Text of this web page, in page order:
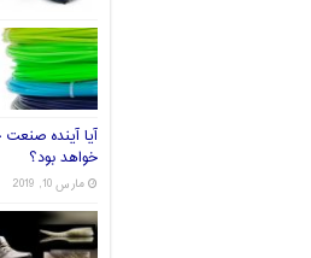
آیا آینده
خواهد بود؟
مارس 10, 2019